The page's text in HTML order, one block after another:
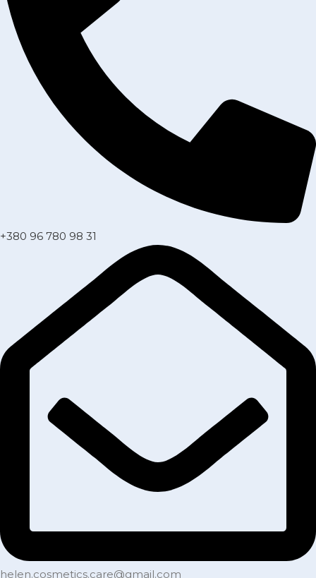
+380 96 780 98 31
helen.cosmetics.care@gmail.com